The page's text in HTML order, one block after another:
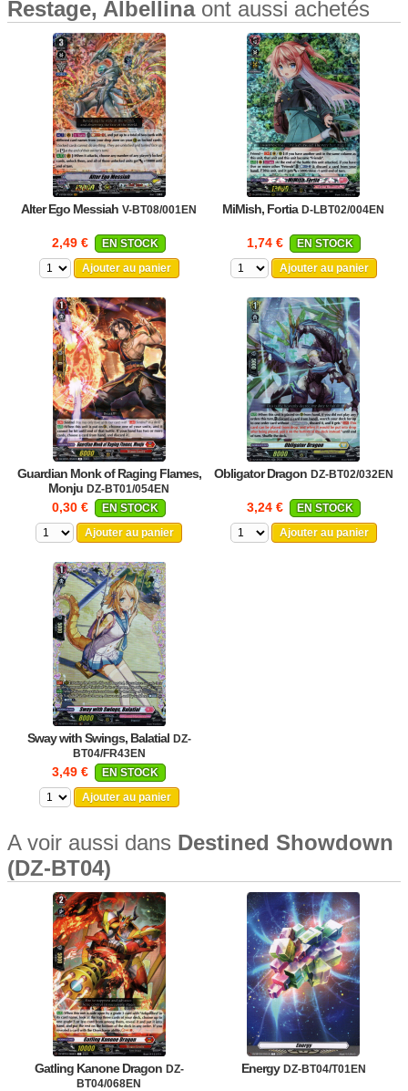
Restage, Albellinaont aussi achetés
Alter Ego Messiah V-BT08/001EN
2,49 €
EN STOCK
Ajouter au panier
MiMish, Fortia D-LBT02/004EN
1,74 €
EN STOCK
Ajouter au panier
Guardian Monk of Raging Flames,
Monju DZ-BT01/054EN
0,30 €
EN STOCK
Ajouter au panier
Obligator Dragon DZ-BT02/032EN
3,24 €
EN STOCK
Ajouter au panier
Sway with Swings, Balatial DZ-
BT04/FR43EN
3,49 €
EN STOCK
Ajouter au panier
A voir aussi dans Destined Showdown
(DZ-BT04)
Gatling Kanone Dragon DZ-
BT04/068EN
Energy DZ-BT04/T01EN